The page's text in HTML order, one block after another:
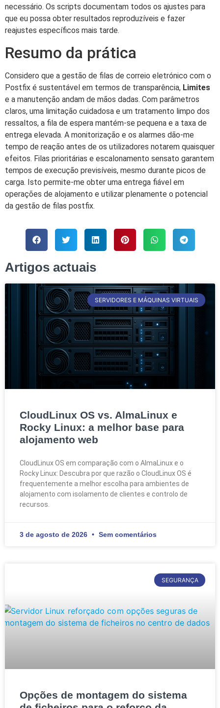
necessário. Os scripts documentam todos os ajustes para
que eu possa obter resultados reproduzíveis e fazer
reajustes específicos mais tarde.
Resumo da prática
Considero que a gestão de filas de correio eletrónico com o
Postfix é sustentável em termos de transparência, Limites
e a manutenção andam de mãos dadas. Com parâmetros
claros, uma limitação cuidadosa e um tratamento limpo dos
ressaltos, a fila de espera mantém-se pequena e a taxa de
entrega elevada. A monitorização e os alarmes dão-me
tempo de reação antes de os utilizadores notarem quaisquer
efeitos. Filas prioritárias e escalonamento sensato garantem
tempos de execução previsíveis, mesmo durante picos de
carga. Isto permite-me obter uma entrega fiável em
operações de alojamento e utilizar plenamente o potencial
da gestão de filas postfix.
Artigos actuais
SERVIDORES E MÁQUINAS VIRTUAIS
CloudLinux OS vs. AlmaLinux e
Rocky Linux: a melhor base para
alojamento web
CloudLinux OS em comparação com o AlmaLinux e o
Rocky Linux: Descubra por que razão o CloudLinux OS é
frequentemente a melhor escolha para ambientes de
alojamento com isolamento de clientes e controlo de
recursos.
3 de agosto de 2026 Sem comentários
SEGURANÇA
Opções de montagem do sistema